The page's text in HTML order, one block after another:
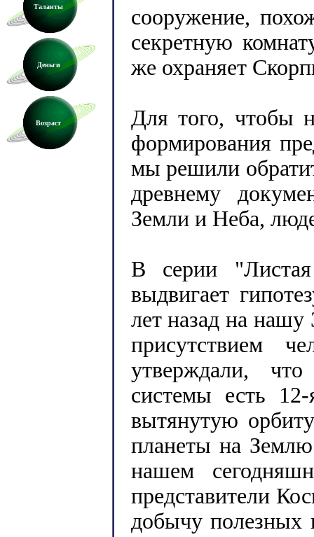
Таланты
Деньги
Возраст
сооружение,
секретную
же охраняет
Для того, чтобы
формирования
мы решили
древнему
Земли и Неба,
В серии
выдвигает
лет назад на
присутствием
утверждали,
системы есть
вытянутую
планеты на
нашем
представители
добычу полезных